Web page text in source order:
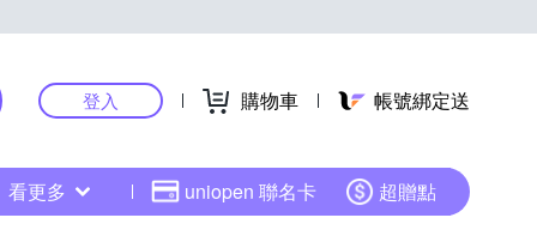
登入 購物車 帳號綁定送
看更多 uniopen 聯名卡 超贈點